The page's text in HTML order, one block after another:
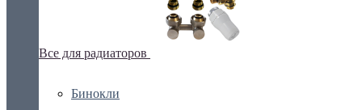
Все для радиаторов
Бинокли